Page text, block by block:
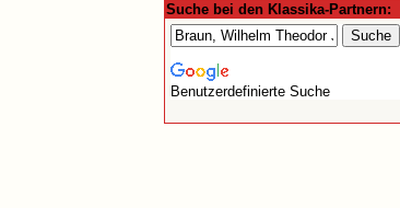
Suche bei den Klassika-Partnern:
Benutzerdefinierte Suche